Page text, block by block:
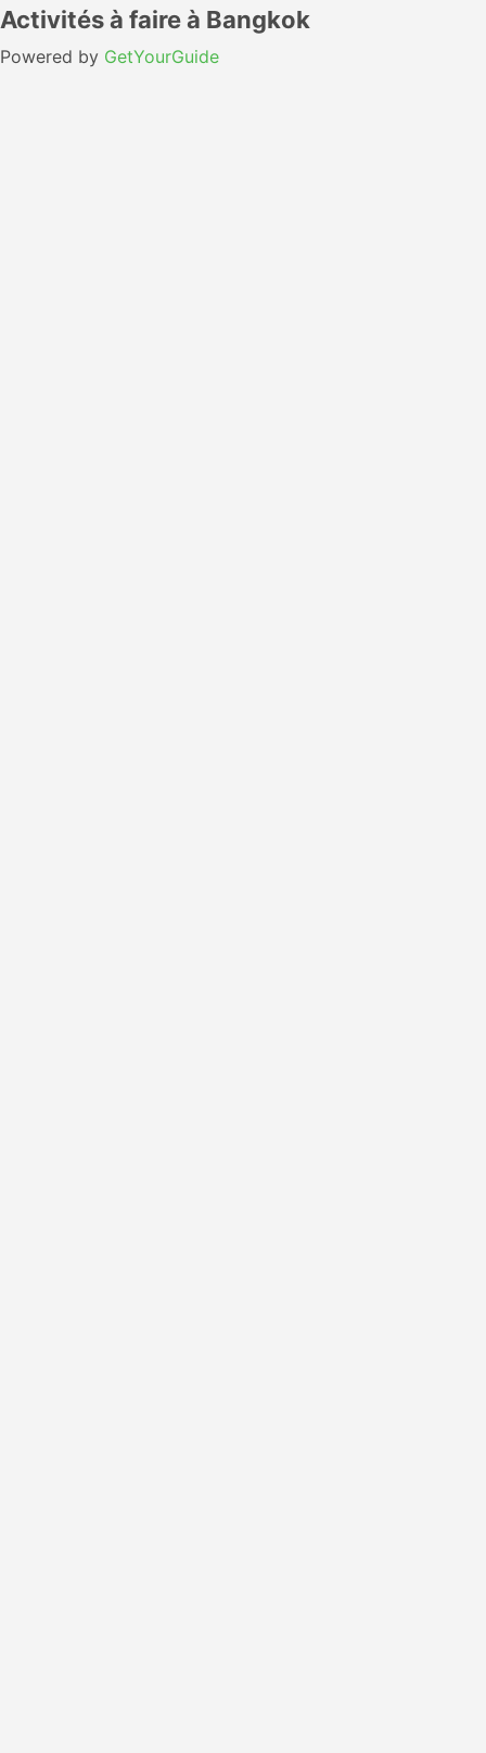
Activités à faire à Bangkok
Powered by GetYourGuide